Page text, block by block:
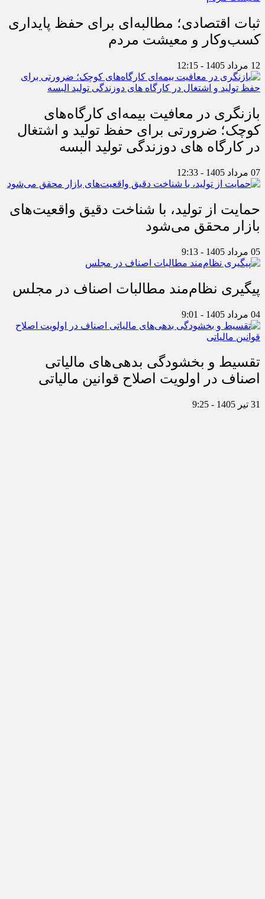
ثبات اقتصادی؛ مطالبه‌ای برای حفظ پایداری
کسب‌وکار و معیشت مردم
12 مرداد 1405 - 12:15
بازنگری در معافیت بیمه‌ای کارگاه‌های
کوچک؛ ضرورتی برای حفظ تولید و اشتغال
در کارگاه های دوزندگی تولید البسه
07 مرداد 1405 - 12:33
حمایت از تولید، با شناخت دقیق واقعیت‌های
بازار محقق می‌شود
05 مرداد 1405 - 9:13
پیگیری نظام‌مند مطالبات اصناف در مجلس
04 مرداد 1405 - 9:01
تقسیط و بخشودگی بدهی‌های مالیاتی
اصناف در اولویت اصلاح قوانین مالیاتی